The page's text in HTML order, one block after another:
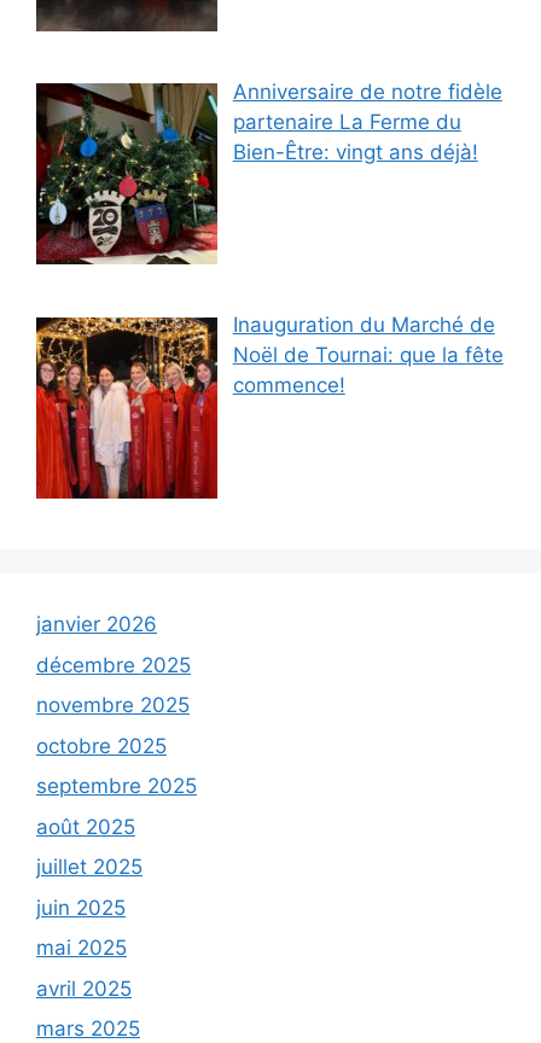
Anniversaire de notre fidèle
partenaire La Ferme du
Bien-Être: vingt ans déjà!
Inauguration du Marché de
Noël de Tournai: que la fête
commence!
janvier 2026
décembre 2025
novembre 2025
octobre 2025
septembre 2025
août 2025
juillet 2025
juin 2025
mai 2025
avril 2025
mars 2025